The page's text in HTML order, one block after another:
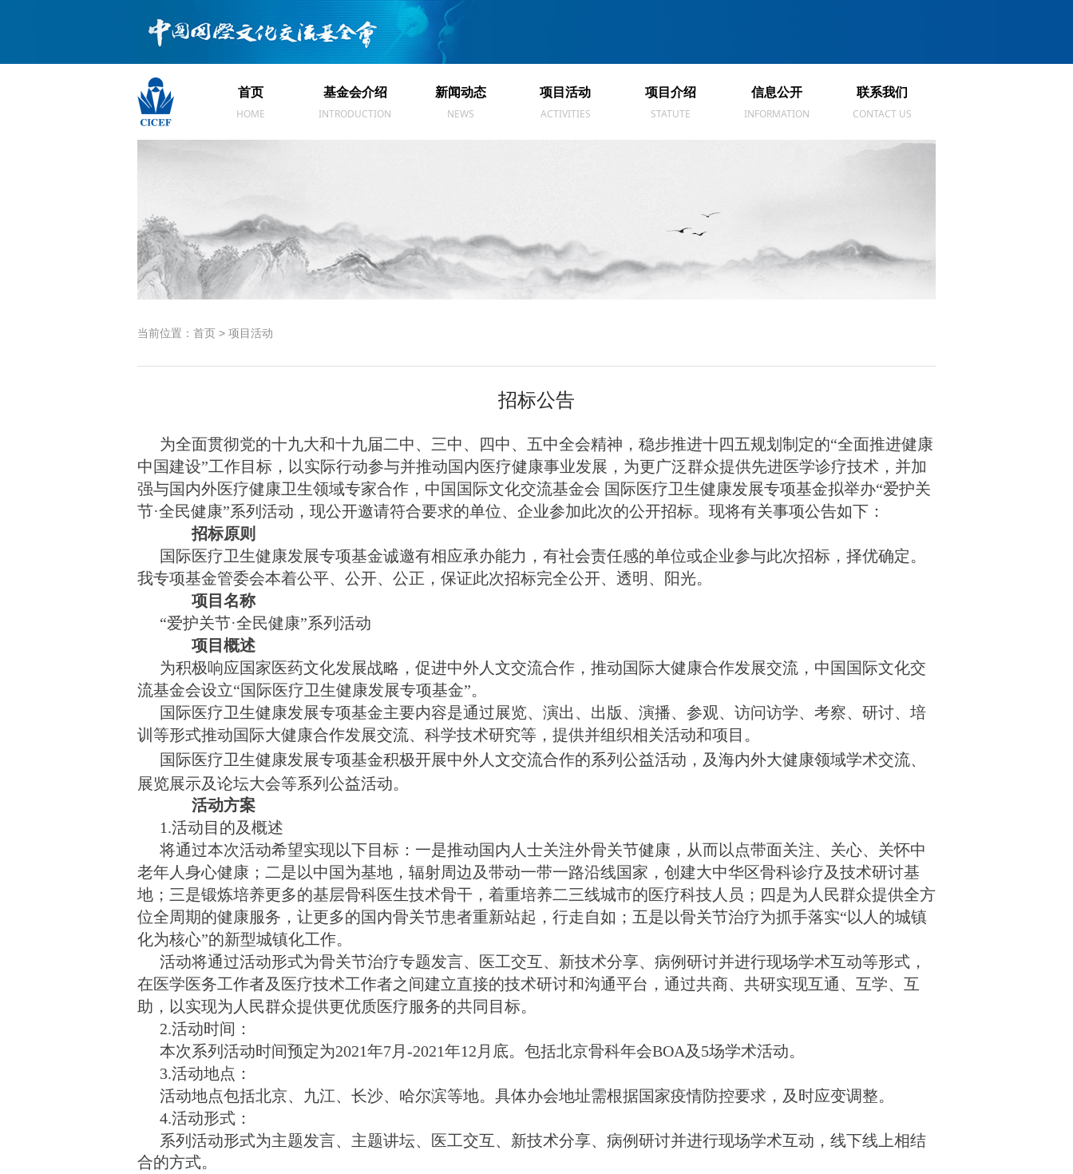
首页
HOME
基金会介绍
INTRODUCTION
新闻动态
NEWS
项目活动
ACTIVITIES
项目介绍
STATUTE
信息公开
INFORMATION
联系我们
CONTACT US
首页 基金会介绍 新闻动态 项目活动 项目介绍 信息公开 联系我们
当前位置：首页 > 项目活动
招标公告
为全面贯彻党的十九大和十九届二中、三中、四中、五中全会精神，稳步推进十四五规划制定的“全面推进健康
中国建设”工作目标，以实际行动参与并推动国内医疗健康事业发展，为更广泛群众提供先进医学诊疗技术，并加
强与国内外医疗健康卫生领域专家合作 ，中国国际文化交流基金会 国际医疗卫生健康发展专项基金拟举办“爱护关
节·全民健康”系列活动，现公开邀请符合要求的单位、企业参加此次的公开招标。现将有关事项公告如下：
招标原则
国际医疗卫生健康发展专项基金诚邀有相应承办能力，有社会责任感的单位或企业参与此次招标，择优确定。
我专项基金管委会本着公平、公开、公正，保证此次招标完全公开、透明、阳光。
项目名称
“爱护关节·全民健康”系列活动
项目概述
为积极响应国家医药文化发展战略，促进中外人文交流合作，推动国际大健康合作发展交流，中国国际文化交
流基金会设立“国际医疗卫生健康发展专项基金”。
国际医疗卫生健康发展专项基金主要内容是通过展览、演出、出版、演播、参观、访问访学、考察、研讨、培
训等形式推动国际大健康合作发展交流、科学技术研究等，提供并组织相关活动和项目。
国际医疗卫生健康发展专项基金积极开展中外人文交流合作的系列公益活动，及海内外大健康领域学术交流、
展览展示及论坛大会等系列公益活动。
活动方案
1.活动目的及概述
将通过本次活动希望实现以下目标：一是推动国内人士关注外骨关节健康，从而以点带面关注、关心、关怀中
老年人身心健康；二是以中国为基地，辐射周边及带动一带一路沿线国家，创建大中华区骨科诊疗及技术研讨基
地；三是锻炼培养更多的基层骨科医生技术骨干，着重培养二三线城市的医疗科技人员；四是为人民群众提供全方
位全周期的健康服务，让更多的国内骨关节患者重新站起，行走自如；五是以骨关节治疗为抓手落实“以人的城镇
化为核心”的新型城镇化工作。
活动将通过活动形式为骨关节治疗专题发言、医工交互、 新技术分享、 病例研讨并进行现场学术互动等形式，
在医学医务工作者及医疗技术工作者之间建立直接的技术研讨和沟通平台，通过共商、共研实现互通、互学、互
助，以实现为人民群众提供更优质医疗服务的共同目标。
2.活动时间：
本次系列 活动时间预定为2021年7月 -2021年12月底。 包括北京骨科年会BOA及5场学术活动。
3.活动地点：
活动地点包括北京、九江、长沙、哈尔滨等地。具体办会地址需根据国家疫情防控要求，及时应变调整。
4.活动形式：
系列活动形式为主题发言、主题讲坛、医工交互、新技术分享、病例研讨并进行现场学术互动，线下线上相结
合的方式。